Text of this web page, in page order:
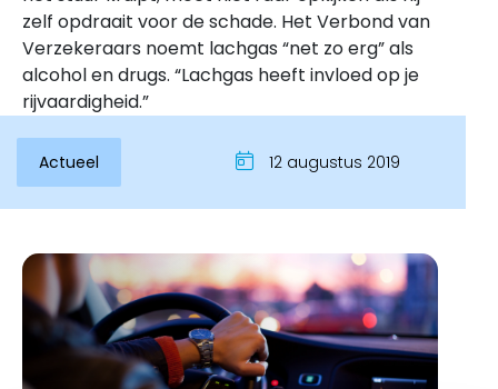
Inloggen
zelf opdraait voor de schade. Het Verbond van
Verzekeraars noemt lachgas “net zo erg” als
alcohol en drugs. “Lachgas heeft invloed op je
rijvaardigheid.”
Actueel 12 augustus 2019